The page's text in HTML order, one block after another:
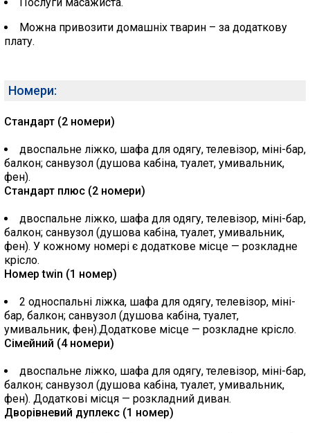
Можна привозити домашніх тварин – за додаткову
плату.
Номери:
Стандарт (2 номери)
двоспальне ліжко, шафа для одягу, телевізор, міні-бар,
балкон; санвузол (душова кабіна, туалет, умивальник,
фен).
Стандарт плюс (2 номери)
двоспальне ліжко, шафа для одягу, телевізор, міні-бар,
балкон; санвузол (душова кабіна, туалет, умивальник,
фен). У кожному номері є додаткове місце — розкладне
крісло.
Номер twin (1 номер)
2 односпальні ліжка, шафа для одягу, телевізор, міні-
бар, балкон; санвузол (душова кабіна, туалет,
умивальник, фен).Додаткове місце — розкладне крісло.
Сімейний (4 номери)
двоспальне ліжко, шафа для одягу, телевізор, міні-бар,
балкон; санвузол (душова кабіна, туалет, умивальник,
фен). Додаткові місця — розкладний диван.
Дворівневий дуплекс (1 номер)